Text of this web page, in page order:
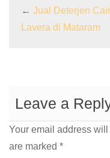
← Jual Deterjen Cair
Lavera di Mataram
Leave a
Your email address
are marked *